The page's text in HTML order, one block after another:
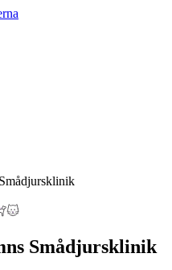
Smådjursklinik